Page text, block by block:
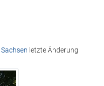
Sachsen letzte Änderung